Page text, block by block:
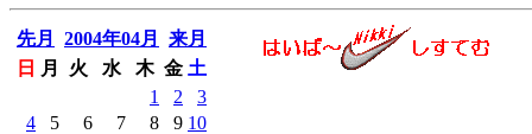
先月 2004年04月
来月
日
月 火 水 木 金 土
1
2
3
4
5 6 7 8 9 10